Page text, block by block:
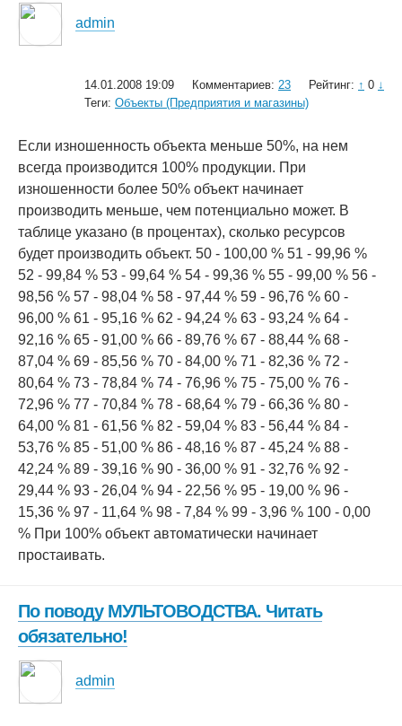
admin
14.01.2008 19:09 Комментариев: 23 Рейтинг: ↑ 0 ↓
Теги: Объекты (Предприятия и магазины)
Если изношенность объекта меньше 50%, на нем
всегда производится 100% продукции. При
изношенности более 50% объект начинает
производить меньше, чем потенциально может. В
таблице указано (в процентах), сколько ресурсов
будет производить объект. 50 - 100,00 % 51 - 99,96 %
52 - 99,84 % 53 - 99,64 % 54 - 99,36 % 55 - 99,00 % 56 -
98,56 % 57 - 98,04 % 58 - 97,44 % 59 - 96,76 % 60 -
96,00 % 61 - 95,16 % 62 - 94,24 % 63 - 93,24 % 64 -
92,16 % 65 - 91,00 % 66 - 89,76 % 67 - 88,44 % 68 -
87,04 % 69 - 85,56 % 70 - 84,00 % 71 - 82,36 % 72 -
80,64 % 73 - 78,84 % 74 - 76,96 % 75 - 75,00 % 76 -
72,96 % 77 - 70,84 % 78 - 68,64 % 79 - 66,36 % 80 -
64,00 % 81 - 61,56 % 82 - 59,04 % 83 - 56,44 % 84 -
53,76 % 85 - 51,00 % 86 - 48,16 % 87 - 45,24 % 88 -
42,24 % 89 - 39,16 % 90 - 36,00 % 91 - 32,76 % 92 -
29,44 % 93 - 26,04 % 94 - 22,56 % 95 - 19,00 % 96 -
15,36 % 97 - 11,64 % 98 - 7,84 % 99 - 3,96 % 100 - 0,00
% При 100% объект автоматически начинает
простаивать.
По поводу МУЛЬТОВОДСТВА. Читать
обязательно!
admin